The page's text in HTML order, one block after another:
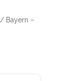
Bayern –